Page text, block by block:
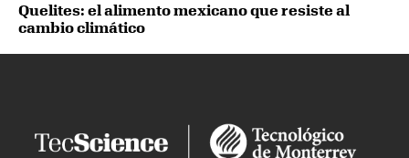
Quelites: el alimento mexicano que resiste al
cambio climático